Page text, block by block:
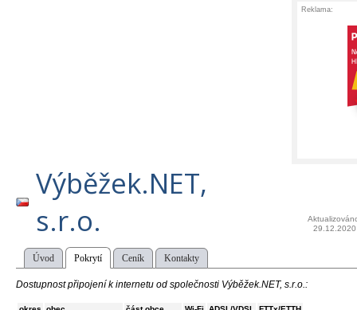
Reklama:
Výběžek.NET,
s.r.o.
29.12.2020
Úvod Pokrytí Ceník Kontakty
Dostupnost připojení k internetu od společnosti Výběžek.NET, s.r.o.: